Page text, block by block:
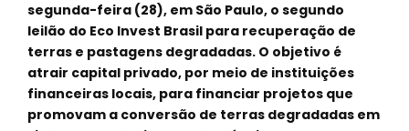
segunda-feira (28), em São Paulo, o segundo
leilão do Eco Invest Brasil para recuperação de
terras e pastagens degradadas. O objetivo é
atrair capital privado, por meio de instituições
financeiras locais, para financiar projetos que
promovam a conversão de terras degradadas em